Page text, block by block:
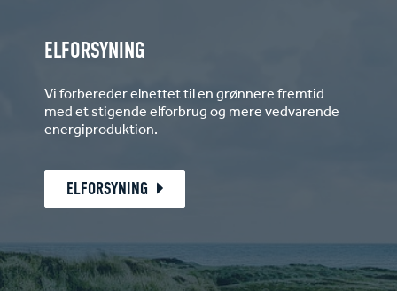
ELFORSYNING
Vi forbereder elnettet til en grønnere fremtid
med et stigende elforbrug og mere vedvarende
energiproduktion.
ELFORSYNING